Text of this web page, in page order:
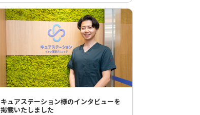
キュアステーション様のインタビューを
掲載いたしました